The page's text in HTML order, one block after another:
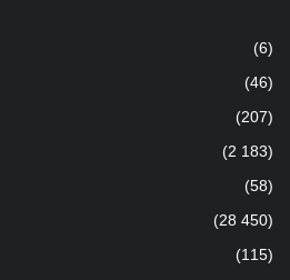
(6)
(46)
(207)
(2 183)
(58)
(28 450)
(115)